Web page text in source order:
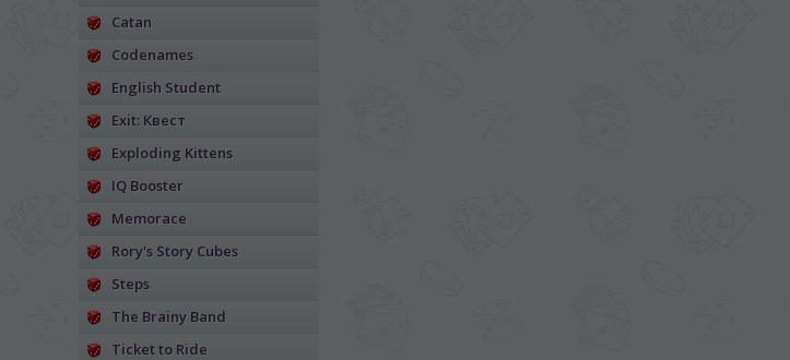
Catan
Codenames
English Student
Exit: Квест
Exploding Kittens
IQ Booster
Memorace
Rory's Story Cubes
Steps
The Brainy Band
Ticket to Ride